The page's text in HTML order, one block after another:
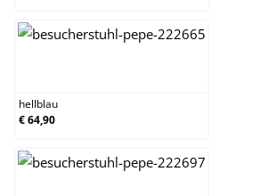
hellblau
€ 64,90